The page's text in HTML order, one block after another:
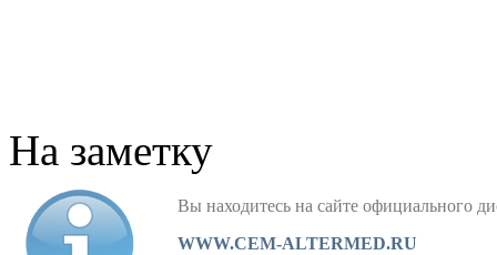
На заметку
Вы находитесь на сайте
WWW.CEM-ALTERMED.RU